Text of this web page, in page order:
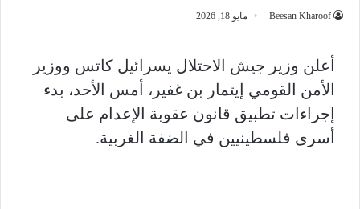
Beesan Kharoof مايو 18, 2026
أعلن وزير جيش الاحتلال يسرائيل كاتس ووزير
الأمن القومي إيتمار بن غفير، أمس الأحد، بدء
إجراءات تطبيق قانون عقوبة الإعدام على
أسرى فلسطينيين في الضفة الغربية.